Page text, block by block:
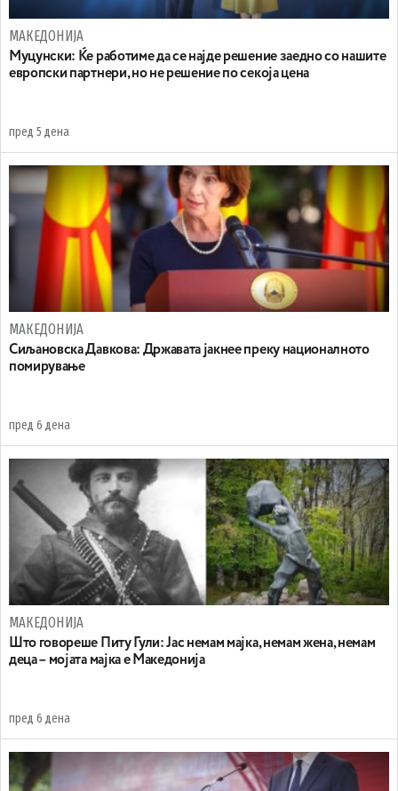
МАКЕДОНИЈА
Муцунски: Ќе работиме да се најде решение заедно со нашите
европски партнери, но не решение по секоја цена
пред 5 дена
МАКЕДОНИЈА
Сиљановска Давкова: Државата јакнее преку националното
помирување
пред 6 дена
МАКЕДОНИЈА
Што говореше Питу Гули: Јас немам мајка, немам жена, немам
деца – мојата мајка е Македонија
пред 6 дена